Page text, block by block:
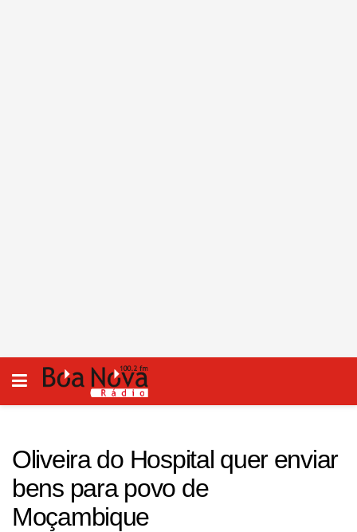
Oliveira do Hospital quer enviar
bens para povo de
Moçambique